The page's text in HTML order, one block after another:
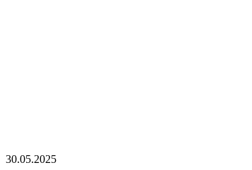
30.05.2025